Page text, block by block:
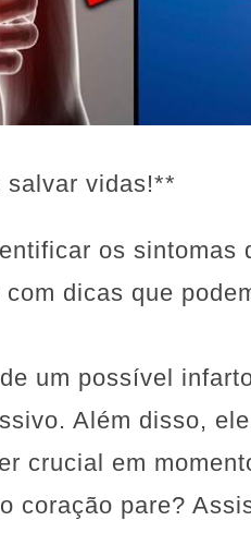
salvar vidas!**
os sintomas
dicas que
um possível
Além disso,
crucial em
coração pare?